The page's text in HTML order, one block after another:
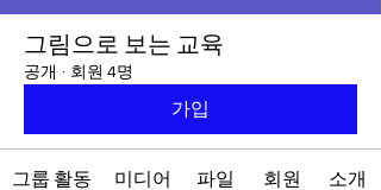
그림으로 보는 교육
공개 · 회원 4명
가입
그룹 활동 미디어 파일 회원 소개